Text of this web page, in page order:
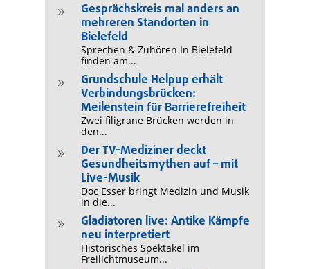
9
Gesprächskreis mal anders an
mehreren Standorten in
Bielefeld
Sprechen & Zuhören In Bielefeld
finden am...
9
Grundschule Helpup erhält
Verbindungsbrücken:
Meilenstein für Barrierefreiheit
Zwei filigrane Brücken werden in
den...
9
Der TV-Mediziner deckt
Gesundheitsmythen auf – mit
Live-Musik
Doc Esser bringt Medizin und Musik
in die...
9
Gladiatoren live: Antike Kämpfe
neu interpretiert
Historisches Spektakel im
Freilichtmuseum...